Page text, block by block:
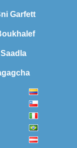
Garfett
Saadla